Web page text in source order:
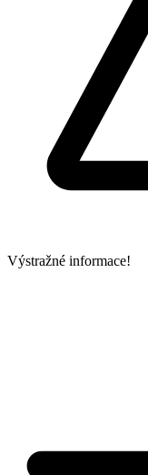
Výstražné informace!